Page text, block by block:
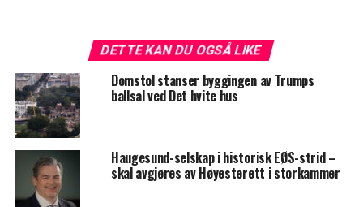
DETTE KAN DU OGSÅ LIKE
Domstol stanser byggingen av Trumps
ballsal ved Det hvite hus
Haugesund-selskap i historisk EØS-strid –
skal avgjøres av Høyesterett i storkammer